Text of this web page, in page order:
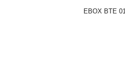
EBOX BTE 01